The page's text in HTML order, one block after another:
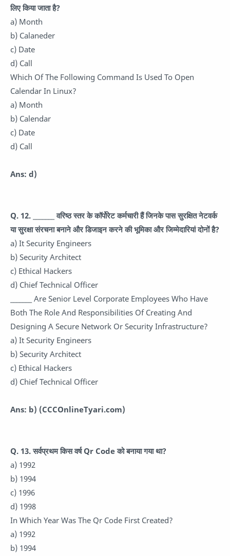
लिए किया जाता है?
a) Month
b) Calaneder
c) Date
d) Call
Which Of The Following Command Is Used To Open
Calendar In Linux?
a) Month
b) Calendar
c) Date
d) Call
Ans: d)
Q. 12. _______ वरिष्ठ स्तर के कॉर्पोरेट कर्मचारी हैं जिनके पास सुरक्षित नेटवर्क
या सुरक्षा संरचना बनाने और डिजाइन करने की भूमिका और जिम्मेदारियां दोनों है?
a) It Security Engineers
b) Security Architect
c) Ethical Hackers
d) Chief Technical Officer
_______ Are Senior Level Corporate Employees Who Have
Both The Role And Responsibilities Of Creating And
Designing A Secure Network Or Security Infrastructure?
a) It Security Engineers
b) Security Architect
c) Ethical Hackers
d) Chief Technical Officer
Ans: b) (CCCOnlineTyari.com)
Q. 13. सर्वप्रथम किस वर्ष Qr Code को बनाया गया था?
a) 1992
b) 1994
c) 1996
d) 1998
In Which Year Was The Qr Code First Created?
a) 1992
b) 1994